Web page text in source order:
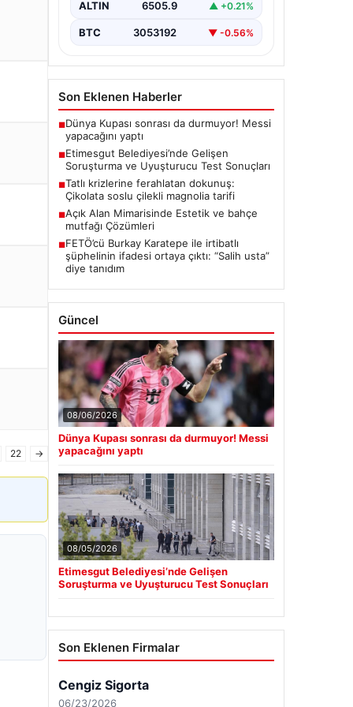
22 →
seriyor. Soruşturma kapsamında,…
ALTIN 6505.9 ▲ +0.21%
BTC 3053192 ▼ -0.56%
Son Eklenen Haberler
■Dünya Kupası sonrası da durmuyor! Messi
yapacağını yaptı
■Etimesgut Belediyesi’nde Gelişen
Soruşturma ve Uyuşturucu Test Sonuçları
■Tatlı krizlerine ferahlatan dokunuş:
Çikolata soslu çilekli magnolia tarifi
■Açık Alan Mimarisinde Estetik ve bahçe
mutfağı Çözümleri
■FETÖ’cü Burkay Karatepe ile irtibatlı
şüphelinin ifadesi ortaya çıktı: “Salih usta”
diye tanıdım
Güncel
08/06/2026
Dünya Kupası sonrası da durmuyor! Messi
yapacağını yaptı
08/05/2026
Etimesgut Belediyesi’nde Gelişen
Soruşturma ve Uyuşturucu Test Sonuçları
Son Eklenen Firmalar
Cengiz Sigorta
06/23/2026